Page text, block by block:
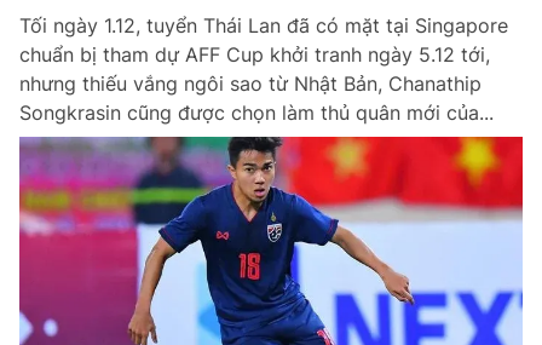
Tối ngày 1.12, tuyển Thái Lan đã có mặt tại Singapore
chuẩn bị tham dự AFF Cup khởi tranh ngày 5.12 tới,
nhưng thiếu vắng ngôi sao từ Nhật Bản, Chanathip
Songkrasin cũng được chọn làm thủ quân mới của...